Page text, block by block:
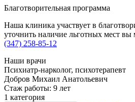
Благотворительная программа
Наша клиника участвует в
уточнить наличие льготных мест вы
(347) 258-85-12
Наши врачи
Психиатр-нарколог, психотерапевт
Добров Михаил Анатольевич
Стаж работы: 9 лет
1 категория